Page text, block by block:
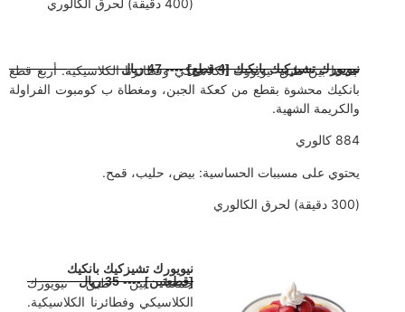
نيويورك تشيزكيك بانكيك [4 قطع] ---- 47 ريال
جمعنا بين طبق نيويورك الكلاسيكي وفطائرنا الكلاسيكية. أربع قطع
بانكيك محشوة بقطع من كعكة الجبن، ومغطاة ب كومبوت الفراولة
والكريمة الشهية.
يحتوي على مسببات الحساسية: بيض، حليب، قمح.
نيويورك تشيزكيك بانكيك
[قطعتين] ---- 35 ريال
جمعنا بين طبق نيويورك
الكلاسيكي وفطائرنا الكلاسيكية.